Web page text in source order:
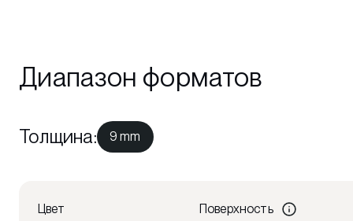
Диапазон форматов
Толщина: 9 mm
Цвет Поверхность